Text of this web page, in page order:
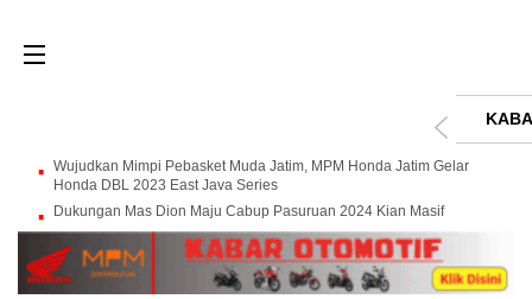
Wujudkan Mimpi Pebasket Muda Jatim, MPM Honda Jatim Gelar
Honda DBL 2023 East Java Series
Dukungan Mas Dion Maju Cabup Pasuruan 2024 Kian Masif